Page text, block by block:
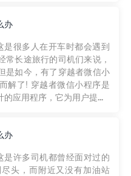
办
是很多人在开车时都会遇到
常长途旅行的司机们来说，
是如今，有了穿越者微信小
解了! 穿越者微信小程序是
应用程序，它为用户提...
办
许多司机都曾经面对过的
头，而附近又没有加油站